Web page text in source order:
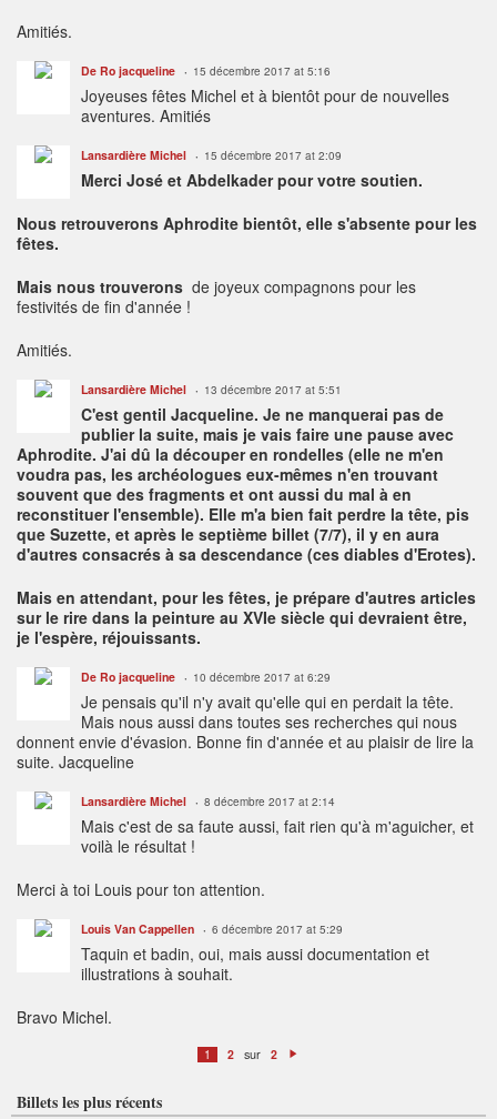
Amitiés.
De Ro jacqueline 15 décembre 2017 at 5:16
Joyeuses fêtes Michel et à bientôt pour de nouvelles
aventures. Amitiés
Lansardière Michel 15 décembre 2017 at 2:09
Merci José et Abdelkader pour votre soutien.
Nous retrouverons Aphrodite bientôt, elle s'absente pour les
fêtes.
Mais nous trouverons de joyeux compagnons pour les
festivités de fin d'année !
Amitiés.
Lansardière Michel 13 décembre 2017 at 5:51
C'est gentil Jacqueline. Je ne manquerai pas de
publier la suite, mais je vais faire une pause avec
Aphrodite. J'ai dû la découper en rondelles (elle ne m'en
voudra pas, les archéologues eux-mêmes n'en trouvant
souvent que des fragments et ont aussi du mal à en
reconstituer l'ensemble). Elle m'a bien fait perdre la tête, pis
que Suzette, et après le septième billet (7/7), il y en aura
d'autres consacrés à sa descendance (ces diables d'Erotes).
Mais en attendant, pour les fêtes, je prépare d'autres articles
sur le rire dans la peinture au XVIe siècle qui devraient être,
je l'espère, réjouissants.
De Ro jacqueline 10 décembre 2017 at 6:29
Je pensais qu'il n'y avait qu'elle qui en perdait la tête.
Mais nous aussi dans toutes ses recherches qui nous
donnent envie d'évasion. Bonne fin d'année et au plaisir de lire la
suite. Jacqueline
Lansardière Michel 8 décembre 2017 at 2:14
Mais c'est de sa faute aussi, fait rien qu'à m'aguicher, et
voilà le résultat !
Merci à toi Louis pour ton attention.
Louis Van Cappellen 6 décembre 2017 at 5:29
Taquin et badin, oui, mais aussi documentation et
illustrations à souhait.
Bravo Michel.
1 2 sur 2
Billets les plus récents